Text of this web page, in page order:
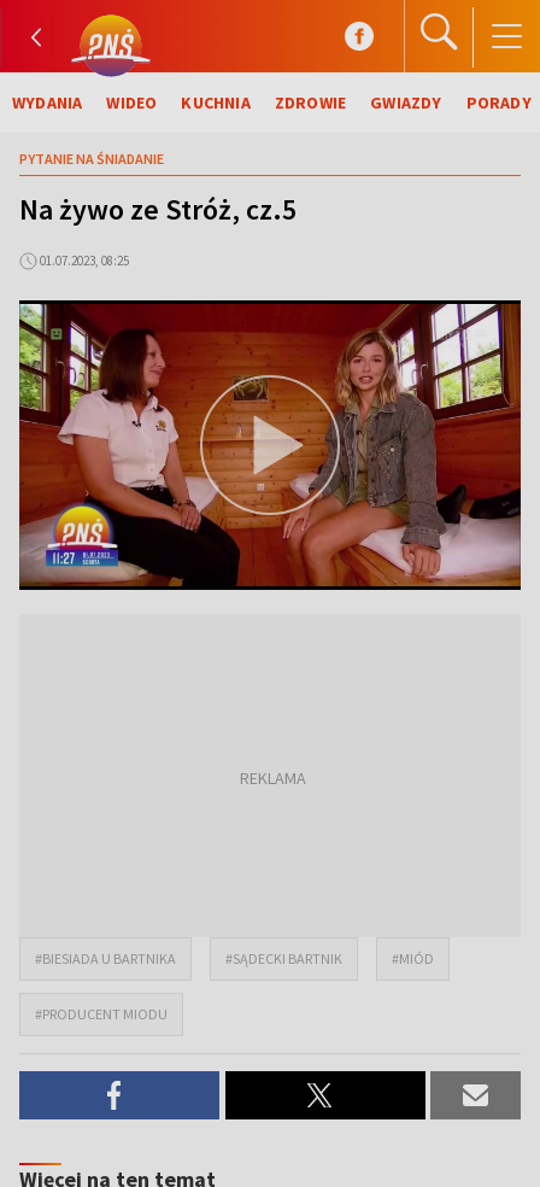
WYDANIA WIDEO KUCHNIA ZDROWIE GWIAZDY PORADY
PYTANIE NA ŚNIADANIE
Na żywo ze Stróż, cz.5
01.07.2023, 08:25
#BIESIADA U BARTNIKA #SĄDECKI BARTNIK #MIÓD
#PRODUCENT MIODU
Więcej na ten temat